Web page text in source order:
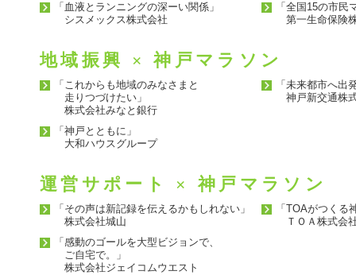
「血液とランニングの深ーい関係」
シスメックス株式会社
「全国15の市民
第一生命保険
地域振興 × 神戸マラソン
「これからも地域のみなさまと
走りつづけたい」
株式会社みなと銀行
「未来都市へ出
神戸新交通株
「神戸とともに」
大和ハウスグループ
運営サポート × 神戸マラソン
「その声は新記録を伝えるかもしれない」
株式会社城山
「TOAがつくる
ＴＯＡ株式会
「感動のゴールを大型ビジョンで、
ご自宅で。」
株式会社ジェイコムウエスト